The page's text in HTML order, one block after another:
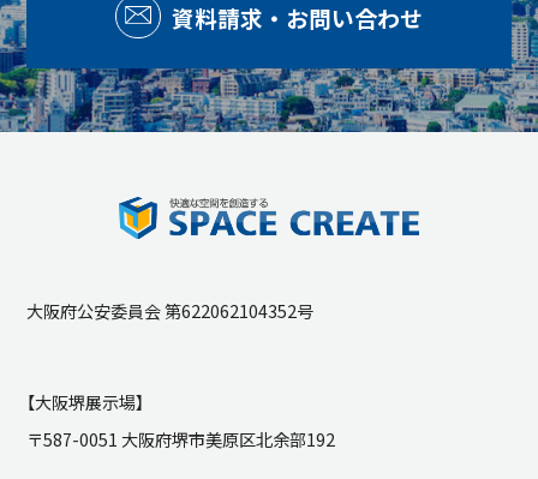
資料請求・お問い合わせ
大阪府公安委員会 第622062104352号
【大阪堺展示場】
〒587-0051 大阪府堺市美原区北余部192